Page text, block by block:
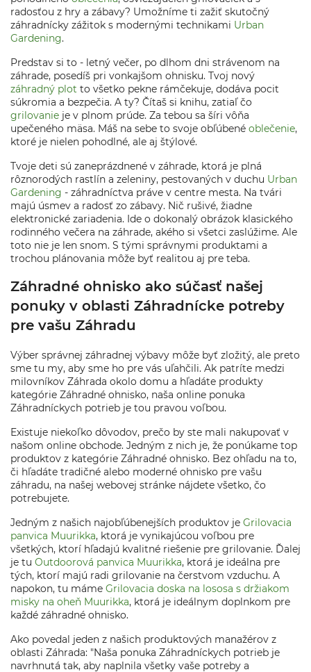
radosťou z hry a zábavy? Umožníme ti zažiť skutočný
záhradnícky zážitok s modernými technikami Urban
Gardening.
Predstav si to - letný večer, po dlhom dni strávenom na
záhrade, posedíš pri vonkajšom ohnisku. Tvoj nový
záhradný plot to všetko pekne rámčekuje, dodáva pocit
súkromia a bezpečia. A ty? Čítaš si knihu, zatiaľ čo
grilovanie je v plnom prúde. Za tebou sa šíri vôňa
upečeného mäsa. Máš na sebe to svoje obľúbené oblečenie,
ktoré je nielen pohodlné, ale aj štýlové.
Tvoje deti sú zaneprázdnené v záhrade, ktorá je plná
rôznorodých rastlín a zeleniny, pestovaných v duchu Urban
Gardening - záhradníctva práve v centre mesta. Na tvári
majú úsmev a radosť zo zábavy. Nič rušivé, žiadne
elektronické zariadenia. Ide o dokonalý obrázok klasického
rodinného večera na záhrade, akého si všetci zaslúžime. Ale
toto nie je len snom. S tými správnymi produktami a
trochou plánovania môže byť realitou aj pre teba.
Záhradné ohnisko ako súčasť našej
ponuky v oblasti Záhradnícke potreby
pre vašu Záhradu
Výber správnej záhradnej výbavy môže byť zložitý, ale preto
sme tu my, aby sme ho pre vás uľahčili. Ak patríte medzi
milovníkov Záhrada okolo domu a hľadáte produkty
kategórie Záhradné ohnisko, naša online ponuka
Záhradníckych potrieb je tou pravou voľbou.
Existuje niekoľko dôvodov, prečo by ste mali nakupovať v
našom online obchode. Jedným z nich je, že ponúkame top
produktov z kategórie Záhradné ohnisko. Bez ohľadu na to,
či hľadáte tradičné alebo moderné ohnisko pre vašu
záhradu, na našej webovej stránke nájdete všetko, čo
potrebujete.
Jedným z našich najobľúbenejších produktov je Grilovacia
panvica Muurikka, ktorá je vynikajúcou voľbou pre
všetkých, ktorí hľadajú kvalitné riešenie pre grilovanie. Ďalej
je tu Outdoorová panvica Muurikka, ktorá je ideálna pre
tých, ktorí majú radi grilovanie na čerstvom vzduchu. A
napokon, tu máme Grilovacia doska na lososa s držiakom
misky na oheň Muurikka, ktorá je ideálnym doplnkom pre
každé záhradné ohnisko.
Ako povedal jeden z našich produktových manažérov z
oblasti Záhrada: "Naša ponuka Záhradníckych potrieb je
navrhnutá tak, aby naplnila všetky vaše potreby a